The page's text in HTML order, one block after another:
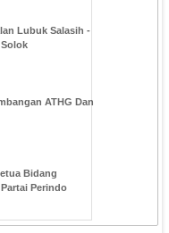
Lubuk Salasih -
ATHG Dan
Bidang
Perindo